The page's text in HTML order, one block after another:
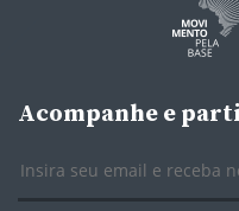
Acompanhe e